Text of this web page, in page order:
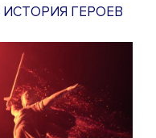
ИСТОРИЯ ГЕРОЕВ